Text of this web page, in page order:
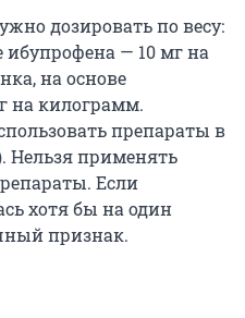
дозировать по весу:
ибупрофена — 10 мг на
на основе
на килограмм.
препараты в
Нельзя применять
Если
хотя бы на один
признак.